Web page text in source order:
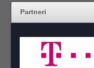
Partneri